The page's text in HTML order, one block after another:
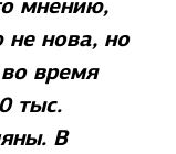
не нова, но
время
тыс.
В